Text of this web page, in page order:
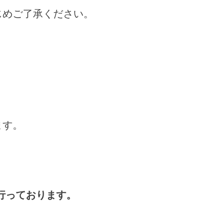
ご了承ください。
。
ております。